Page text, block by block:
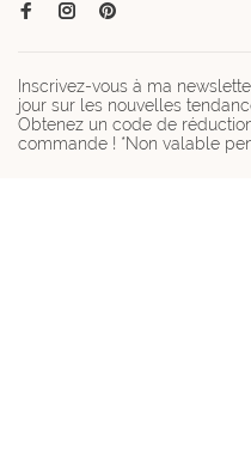
Inscrivez-vous à ma
jour sur les nouvelles
Obtenez un code de
commande ! *Non valable